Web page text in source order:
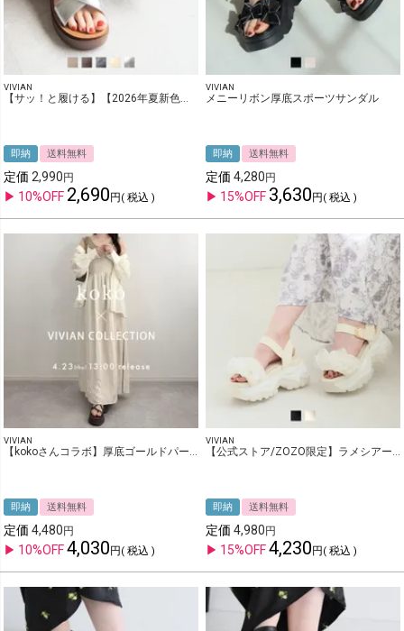
VIVIAN
【サッ！と履ける】【2026年夏新色追加】厚底コンフォートクロスサンダル
即納 送料無料
定価 2,990
10%OFF 2,690 税込
VIVIAN
メニーリボン厚底スポーツサンダル
即納 送料無料
定価 4,280
15%OFF 3,630 税込
VIVIAN
【kokoさんコラボ】厚底ゴールドパーツストラップトングサンダル
即納 送料無料
定価 4,480
10%OFF4,030 税込
VIVIAN
【公式ストア/ZOZO限定】ラメシアーフリル厚底ストラップスポーツサンダル
即納 送料無料
定価 4,980
15%OFF4,230 税込